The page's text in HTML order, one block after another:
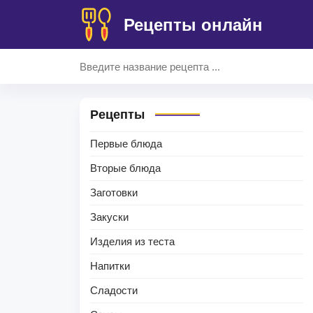
Рецепты онлайн
Рецепты
Первые блюда
Вторые блюда
Заготовки
Закуски
Изделия из теста
Напитки
Сладости